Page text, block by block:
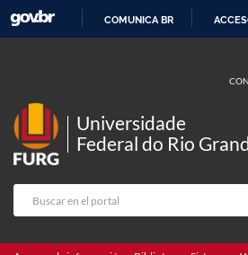
COMUNICA BR
Universidade
Federal do Rio